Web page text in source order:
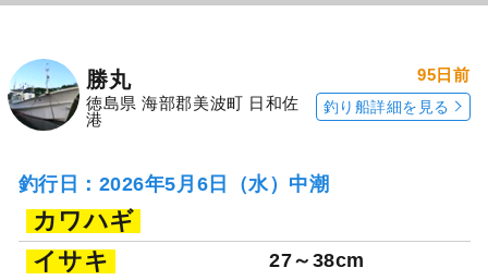
勝丸
徳島県 海部郡美波町 日和佐
港
95日前
釣り船詳細を見る
釣行日：2026年5月6日（水）中潮
カワハギ
イサキ
27～38cm